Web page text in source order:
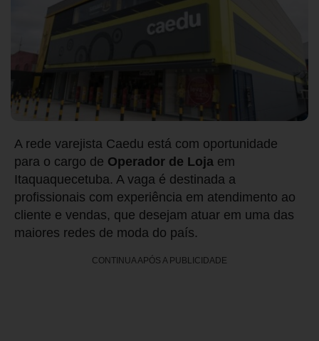
A rede varejista Caedu está com oportunidade
para o cargo de Operador de Loja em
Itaquaquecetuba. A vaga é destinada a
profissionais com experiência em atendimento ao
cliente e vendas, que desejam atuar em uma das
maiores redes de moda do país.
CONTINUA APÓS A PUBLICIDADE